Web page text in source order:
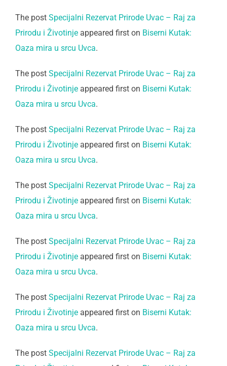
The post Specijalni Rezervat Prirode Uvac – Raj za
Prirodu i Životinje appeared first on Biserni Kutak:
Oaza mira u srcu Uvca.
The post Specijalni Rezervat Prirode Uvac – Raj za
Prirodu i Životinje appeared first on Biserni Kutak:
Oaza mira u srcu Uvca.
The post Specijalni Rezervat Prirode Uvac – Raj za
Prirodu i Životinje appeared first on Biserni Kutak:
Oaza mira u srcu Uvca.
The post Specijalni Rezervat Prirode Uvac – Raj za
Prirodu i Životinje appeared first on Biserni Kutak:
Oaza mira u srcu Uvca.
The post Specijalni Rezervat Prirode Uvac – Raj za
Prirodu i Životinje appeared first on Biserni Kutak:
Oaza mira u srcu Uvca.
The post Specijalni Rezervat Prirode Uvac – Raj za
Prirodu i Životinje appeared first on Biserni Kutak:
Oaza mira u srcu Uvca.
The post Specijalni Rezervat Prirode Uvac – Raj za